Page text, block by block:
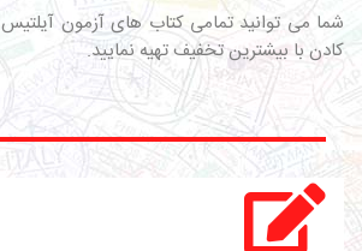
شما می توانید تمامیکتاب های آزمون آیلتیس
کادن با بیشترین تخفیف تهیه نمایید.